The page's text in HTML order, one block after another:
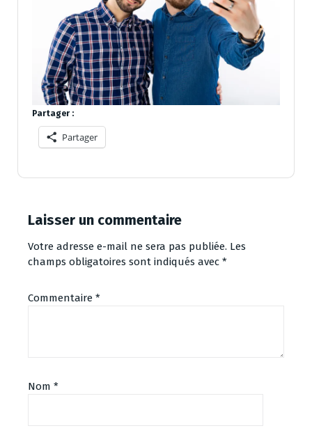
Partager :
Partager
Laisser un commentaire
Votre adresse e-mail ne sera pas publiée. Les
champs obligatoires sont indiqués avec *
Commentaire *
Nom *